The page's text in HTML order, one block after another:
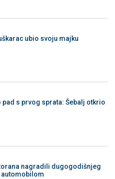
ubio svoju majku
pad s prvog sprata: Šebalj otkrio
nagradili dugogodišnjeg